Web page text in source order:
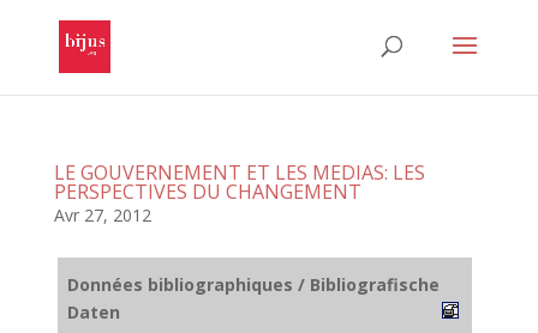
LE GOUVERNEMENT ET LES MEDIAS: LES
PERSPECTIVES DU CHANGEMENT
Avr 27, 2012
Données bibliographiques / Bibliografische
Daten